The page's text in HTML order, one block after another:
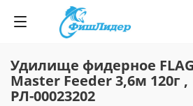
Удилище фидерное
Master Feeder 3,6м 120г ,
РЛ-00023202